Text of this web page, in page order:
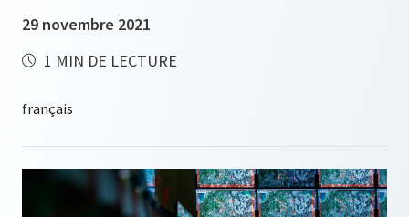
29 novembre 2021
1 MIN DE LECTURE